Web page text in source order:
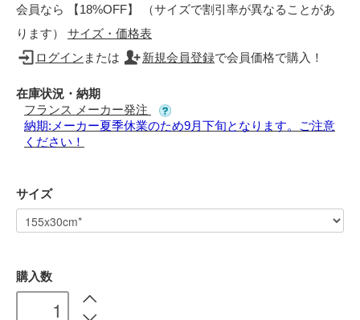
会員なら 【18%OFF】 （サイズで割引率が異なることがあ
ります） サイズ・価格表
ログイン または 新規会員登録で会員価格で購入！
在庫状況・納期
フランス メーカー発注
納期:メーカー夏季休業のため9月下旬となります。ご注意
ください！
サイズ
購入数